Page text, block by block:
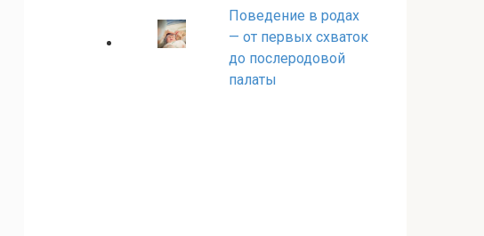
Поведение в родах
— от первых схваток
до послеродовой
палаты